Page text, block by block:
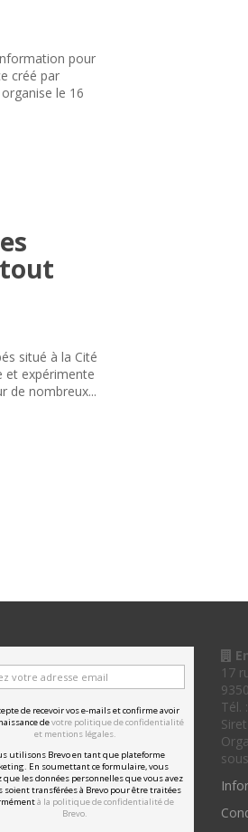
pour
créé par
le 16
situé à la Cité
et expérimente
de nombreux...
de recevoir vos e-mails et confirme avoir
devotre politique de confidentialité
et mentions légales.
utilisons Brevo en tant que plateforme
En soumettant ce formulaire, vous
que les données personnelles que vous avez
soient transférées à Brevo pour être traitées
à la politique de confidentialité de
Brevo.
17
Tél.